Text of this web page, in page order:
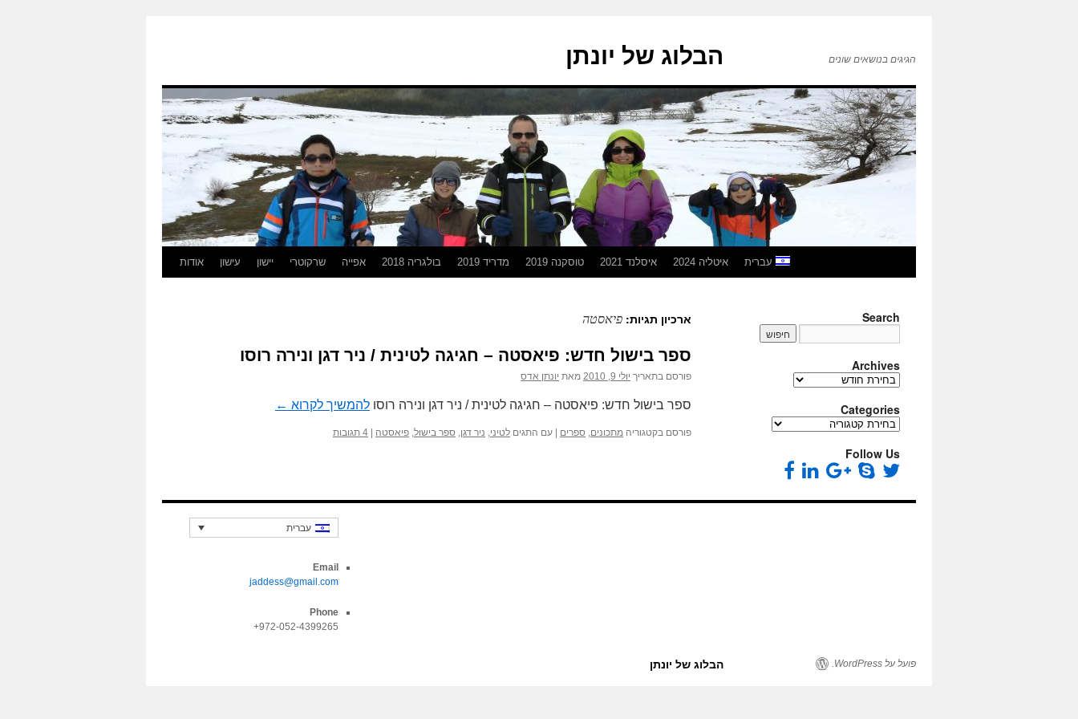
הבלוג של יונתן הגיגים בנושאים שונים
אודות עישון יישון שרקוטרי אפייה בולגריה 2018 מדריד 2019 טוסקנה 2019 איסלנד 2021 איטליה 2024 עברית
ארכיון תגיות: פיאסטה
ספר בישול חדש: פיאסטה – חגיגה לטינית / ניר דגן ונירה רוסו
פורסם בתאריך יולי 9, 2010 מאת יונתן אדס
ספר בישול חדש: פיאסטה – חגיגה לטינית / ניר דגן ונירה רוסו להמשיך לקרוא ←
פורסם בקטגוריה מתכונים, ספרים עם התגים לטיני, ניר דגן, ספר בישול, פיאסטה 4 תגובות
Search
Archives
Archives
Categories
Categories
Follow Us
עברית
Email
jaddess@gmail.com
Phone
972-052-4399265+
הבלוג של יונתן פועל על WordPress.